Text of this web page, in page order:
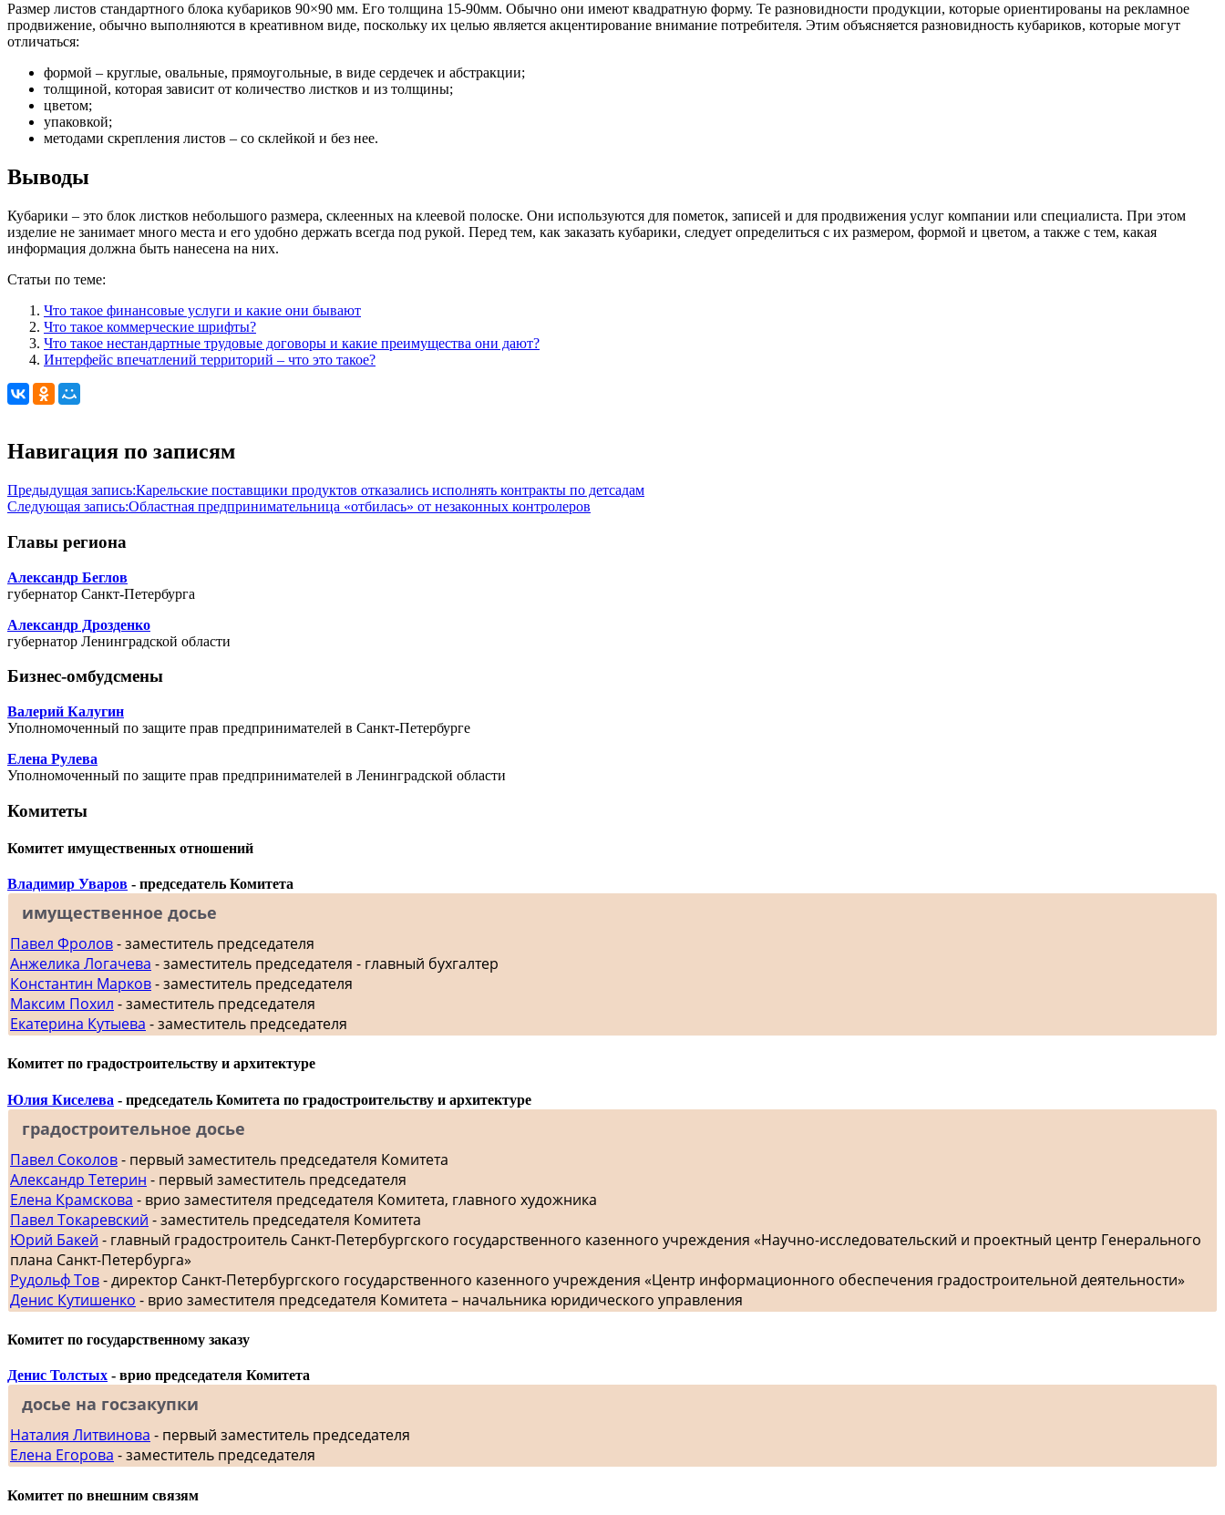
Размер листов стандартного блока кубариков 90×90 мм. Его толщина 15-90мм. Обычно они имеют квадратную форму. Те разновидности продукции, которые ориентированы на рекламное
продвижение, обычно выполняются в креативном виде, поскольку их целью является акцентирование внимание потребителя. Этим объясняется разновидность кубариков, которые могут
отличаться:
формой – круглые, овальные, прямоугольные, в виде сердечек и абстракции;
толщиной, которая зависит от количество листков и из толщины;
цветом;
упаковкой;
методами скрепления листов – со склейкой и без нее.
Выводы
Кубарики – это блок листков небольшого размера, склеенных на клеевой полоске. Они используются для пометок, записей и для продвижения услуг компании или специалиста. При этом
изделие не занимает много места и его удобно держать всегда под рукой. Перед тем, как заказать кубарики, следует определиться с их размером, формой и цветом, а также с тем, какая
информация должна быть нанесена на них.
Статьи по теме:
Что такое финансовые услуги и какие они бывают
Что такое коммерческие шрифты?
Что такое нестандартные трудовые договоры и какие преимущества они дают?
Интерфейс впечатлений территорий – что это такое?
Навигация по записям
Предыдущая запись:Карельские поставщики продуктов отказались исполнять контракты по детсадам
Следующая запись:Областная предпринимательница «отбилась» от незаконных контролеров
Главы региона
Александр Беглов
губернатор Санкт-Петербурга
Александр Дрозденко
губернатор Ленинградской области
Бизнес-омбудсмены
Валерий Калугин
Уполномоченный по защите прав предпринимателей в Санкт-Петербурге
Елена Рулева
Уполномоченный по защите прав предпринимателей в Ленинградской области
Комитеты
Комитет имущественных отношений
Владимир Уваров - председатель Комитета
имущественное досье
Павел Фролов- заместитель председателя
Анжелика Логачева - заместитель председателя - главный бухгалтер
Константин Марков- заместитель председателя
Максим Похил - заместитель председателя
Екатерина Кутыева - заместитель председателя
Комитет по градостроительству и архитектуре
Юлия Киселева - председатель Комитета по градостроительству и архитектуре
градостроительное досье
Павел Соколов- первый заместитель председателя Комитета
Александр Тетерин - первый заместитель председателя
Елена Крамскова - врио заместителя председателя Комитета, главного художника
Павел Токаревский - заместитель председателя Комитета
Юрий Бакей - главный градостроитель Санкт-Петербургского государственного казенного учреждения «Научно-исследовательский и проектный центр Генерального
плана Санкт-Петербурга»
Рудольф Тов- директор Санкт-Петербургского государственного казенного учреждения «Центр информационного обеспечения градостроительной деятельности»
Денис Кутишенко - врио заместителя председателя Комитета – начальника юридического управления
Комитет по государственному заказу
Денис Толстых - врио председателя Комитета
досье на госзакупки
Наталия Литвинова - первый заместитель председателя
Елена Егорова - заместитель председателя
Комитет по внешним связям